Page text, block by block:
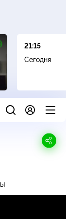
21:15
Сегодня